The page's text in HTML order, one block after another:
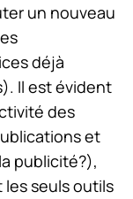
un nouveau
déjà
Il est évident
des
et
publicité?),
seuls outils